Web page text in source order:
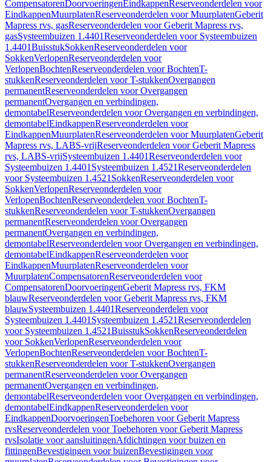
CompensatorenDoorvoeringenEindkappenReserveonderdelen voor
EindkappenMuurplatenReserveonderdelen voor MuurplatenGeberit
Mapress rvs, gasReserveonderdelen voor Geberit Mapress rvs,
gasSysteembuizen 1.4401Reserveonderdelen voor Systeembuizen
1.4401BuisstukSokkenReserveonderdelen voor
SokkenVerlopenReserveonderdelen voor
VerlopenBochtenReserveonderdelen voor BochtenT-
stukkenReserveonderdelen voor T-stukkenOvergangen
permanentReserveonderdelen voor Overgangen
permanentOvergangen en verbindingen,
demontabelReserveonderdelen voor Overgangen en verbindingen,
demontabelEindkappenReserveonderdelen voor
EindkappenMuurplatenReserveonderdelen voor MuurplatenGeberit
Mapress rvs, LABS-vrijReserveonderdelen voor Geberit Mapress
rvs, LABS-vrijSysteembuizen 1.4401Reserveonderdelen voor
Systeembuizen 1.4401 Systeembuizen 1.4521Reserveonderdelen
voor Systeembuizen 1.4521 SokkenReserveonderdelen voor
SokkenVerlopenReserveonderdelen voor
VerlopenBochtenReserveonderdelen voor BochtenT-
stukkenReserveonderdelen voor T-stukkenOvergangen
permanentReserveonderdelen voor Overgangen
permanentOvergangen en verbindingen,
demontabelReserveonderdelen voor Overgangen en verbindingen,
demontabelEindkappenReserveonderdelen voor
EindkappenMuurplatenReserveonderdelen voor
MuurplatenCompensatorenReserveonderdelen voor
CompensatorenDoorvoeringenGeberit Mapress rvs, FKM
blauwReserveonderdelen voor Geberit Mapress rvs, FKM
blauwSysteembuizen 1.4401Reserveonderdelen voor
Systeembuizen 1.4401 Systeembuizen 1.4521Reserveonderdelen
voor Systeembuizen 1.4521BuisstukSokkenReserveonderdelen
voor SokkenVerlopenReserveonderdelen voor
VerlopenBochtenReserveonderdelen voor BochtenT-
stukkenReserveonderdelen voor T-stukkenOvergangen
permanentReserveonderdelen voor Overgangen
permanentOvergangen en verbindingen,
demontabelReserveonderdelen voor Overgangen en verbindingen,
demontabelEindkappenReserveonderdelen voor
EindkappenDoorvoeringenToebehoren voor Geberit Mapress
rvsReserveonderdelen voor Toebehoren voor Geberit Mapress
rvsIsolatie voor aansluitingenAfdichtingen voor buizen en
fittingenBevestigingen voor buizenBevestigingen voor